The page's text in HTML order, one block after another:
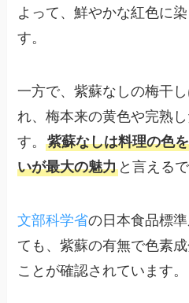
よって、鮮やかな紅色に
す。
一方で、紫蘇なしの梅干
れ、梅本来の黄色や完熟
す。紫蘇なしは料理の色
いが最大の魅力 と言える
文部科学省の日本食品標
ても、紫蘇の有無で色素
ことが確認されています。